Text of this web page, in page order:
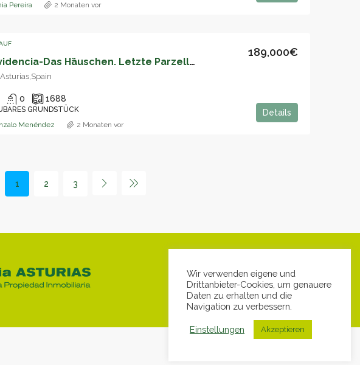
Pereira 2 Monaten vor
Providencia-Das Häuschen. Letzte Parzelle – 05154
189,000€
0 1688
GRUNDSTÜCK Details
Menéndez 2 Monaten vor
1 2 3
Wir verwenden eigene und
Drittanbieter-Cookies, um genauere
Daten zu erhalten und die
Navigation zu verbessern.
Einstellungen Akzeptieren